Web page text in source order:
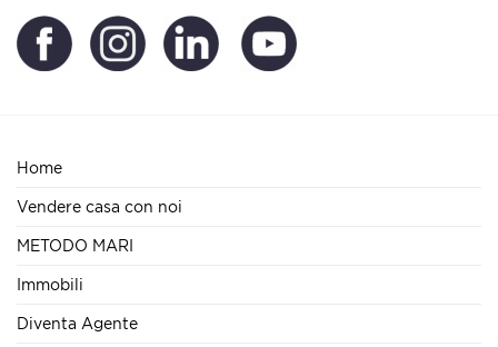
Home
Vendere casa con noi
METODO MARI
Immobili
Diventa Agente